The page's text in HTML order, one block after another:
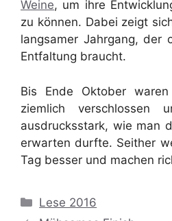
Weine, um ihre
zu können. Dabei zeigt
langsamer Jahrgang, der
Entfaltung braucht.
Bis Ende Oktober
ziemlich
ausdrucksstark, wie man
erwarten durfte. Seither
Tag besser und machen
Kategorien
Lese 2016